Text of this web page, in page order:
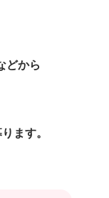
どから
ます。